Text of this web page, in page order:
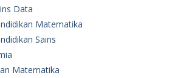
Data
Matematika
Sains
Matematika